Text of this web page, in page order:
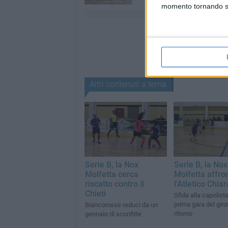
momento tornando
Altri contenuti a tema
Serie B, la Nox
Molfetta cerca
riscatto contro il
Chieti
Biancorosse reduci da un
gennaio di sconfitte
Serie B, la Nox
Molfetta
l'Atletico
Sfida alla
prima gara del
ritorno